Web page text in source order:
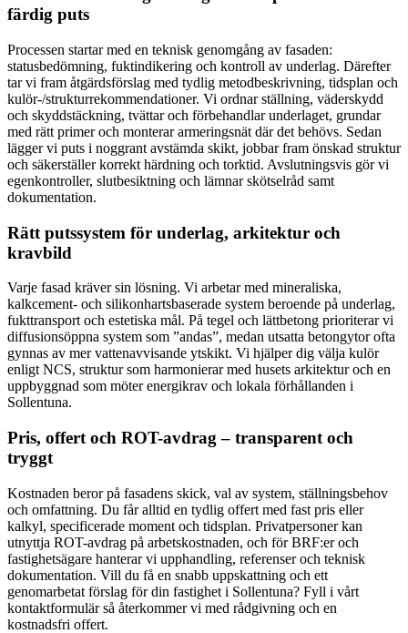
färdig puts
Processen startar med en teknisk genomgång av fasaden:
statusbedömning, fuktindikering och kontroll av underlag. Därefter
tar vi fram åtgärdsförslag med tydlig metodbeskrivning, tidsplan och
kulör-/strukturrekommendationer. Vi ordnar ställning, väderskydd
och skyddstäckning, tvättar och förbehandlar underlaget, grundar
med rätt primer och monterar armeringsnät där det behövs. Sedan
lägger vi puts i noggrant avstämda skikt, jobbar fram önskad struktur
och säkerställer korrekt härdning och torktid. Avslutningsvis gör vi
egenkontroller, slutbesiktning och lämnar skötselråd samt
dokumentation.
Rätt putssystem för underlag, arkitektur och
kravbild
Varje fasad kräver sin lösning. Vi arbetar med mineraliska,
kalkcement- och silikonhartsbaserade system beroende på underlag,
fukttransport och estetiska mål. På tegel och lättbetong prioriterar vi
diffusionsöppna system som ”andas”, medan utsatta betongytor ofta
gynnas av mer vattenavvisande ytskikt. Vi hjälper dig välja kulör
enligt NCS, struktur som harmonierar med husets arkitektur och en
uppbyggnad som möter energikrav och lokala förhållanden i
Sollentuna.
Pris, offert och ROT-avdrag – transparent och
tryggt
Kostnaden beror på fasadens skick, val av system, ställningsbehov
och omfattning. Du får alltid en tydlig offert med fast pris eller
kalkyl, specificerade moment och tidsplan. Privatpersoner kan
utnyttja ROT-avdrag på arbetskostnaden, och för BRF:er och
fastighetsägare hanterar vi upphandling, referenser och teknisk
dokumentation. Vill du få en snabb uppskattning och ett
genomarbetat förslag för din fastighet i Sollentuna? Fyll i vårt
kontaktformulär så återkommer vi med rådgivning och en
kostnadsfri offert.